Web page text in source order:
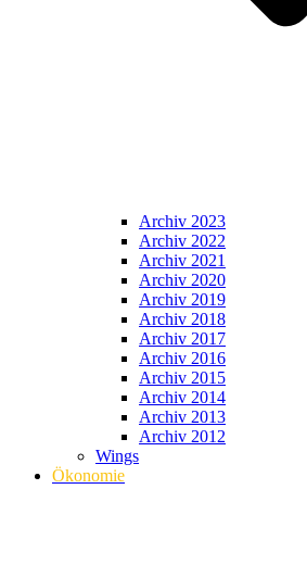
Archiv 2023
Archiv 2022
Archiv 2021
Archiv 2020
Archiv 2019
Archiv 2018
Archiv 2017
Archiv 2016
Archiv 2015
Archiv 2014
Archiv 2013
Archiv 2012
Wings
Ökonomie